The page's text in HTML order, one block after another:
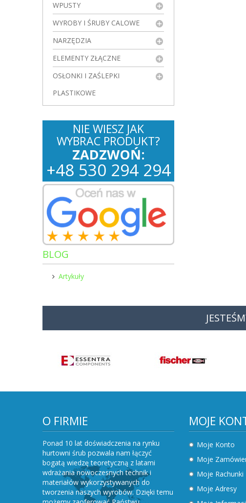
WPUSTY
WYROBY I ŚRUBY CALOWE
NARZĘDZIA
ELEMENTY ZŁĄCZNE
OSŁONKI I ZAŚLEPKI
PLASTIKOWE
NIE WIESZ JAK
WYBRAC PRODUKT?
ZADZWOŃ:
+48 530 294 294
BLOG
Artykuły
O FIRMIE
Ponad 10 lat doświadczenia na rynku
hurtowni śrub pozwala nam łączyć
bogatą wiedzę teoretyczną z latami
wdrażania nowoczesnych technik i
materiałów wykorzystywanych do
tworzenia naszych wyrobów. Dzięki temu
MOJE
Moje Konto
Moje
Moje Rachunki
Moje Adresy